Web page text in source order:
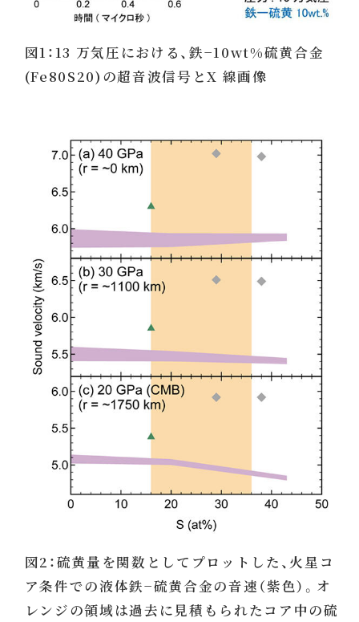
図1：13 万気圧における、鉄−10wt%硫黄合金
(Fe80S20)の超音波信号とX 線画像
図2：硫黄量を関数としてプロットした、火星コ
ア条件での液体鉄−硫黄合金の音速（紫色）。オ
レンジの領域は過去に見積もられたコア中の硫